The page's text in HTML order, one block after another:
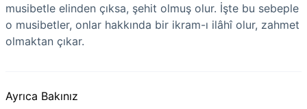
musibetle elinden çıksa, şehit olmuş olur. İşte bu sebeple
o musibetler, onlar hakkında bir ikram-ı ilâhî olur, zahmet
olmaktan çıkar.
Ayrıca Bakınız